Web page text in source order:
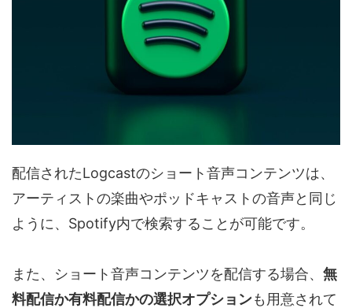
配信されたLogcastのショート音声コンテンツは、
アーティストの楽曲やポッドキャストの音声と同じ
ように、Spotify内で検索することが可能です。
また、ショート音声コンテンツを配信する場合、 無
料配信か有料配信かの選択オプションも用意されて